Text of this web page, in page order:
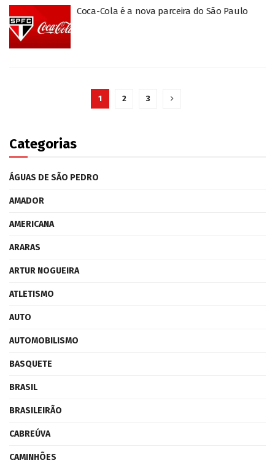
Coca-Cola é a nova parceira do São Paulo
1 2 3
Categorias
ÁGUAS DE SÃO PEDRO
AMADOR
AMERICANA
ARARAS
ARTUR NOGUEIRA
ATLETISMO
AUTO
AUTOMOBILISMO
BASQUETE
BRASIL
BRASILEIRÃO
CABREÚVA
CAMINHÕES